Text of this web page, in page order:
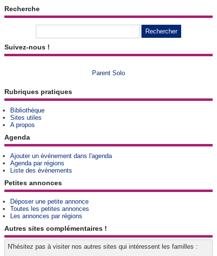
Recherche
Suivez-nous !
Parent Solo
Rubriques pratiques
Bibliothèque
Sites utiles
A propos
Agenda
Ajouter un événement dans l'agenda
Agenda par régions
Liste des événements
Petites annonces
Déposer une petite annonce
Toutes les petites annonces
Les annonces par régions
Autres sites complémentaires !
N'hésitez pas à visiter nos autres sites qui intéressent les familles :